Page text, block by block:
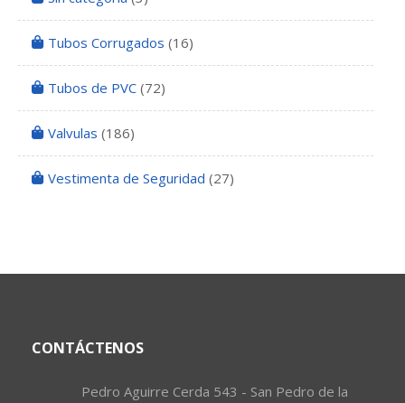
Tubos Corrugados (16)
Tubos de PVC (72)
Valvulas (186)
Vestimenta de Seguridad (27)
CONTÁCTENOS
Pedro Aguirre Cerda 543 - San Pedro de la